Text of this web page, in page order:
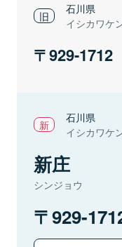
石川県
イシカワケ
929-1712
石川県
イシカワケ
新庄
シンジョウ
929-